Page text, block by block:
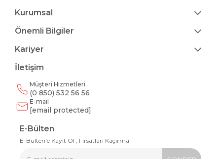
Kurumsal
Önemli Bilgiler
Kariyer
İletişim
Müşteri Hizmetleri
(0 850) 532 56 56
E-mail
[email protected]
E-Bülten
E-Bülten'e Kayıt Ol , Fırsatları Kaçırma